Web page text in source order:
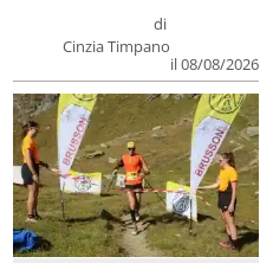
di
Cinzia Timpano
il 08/08/2026